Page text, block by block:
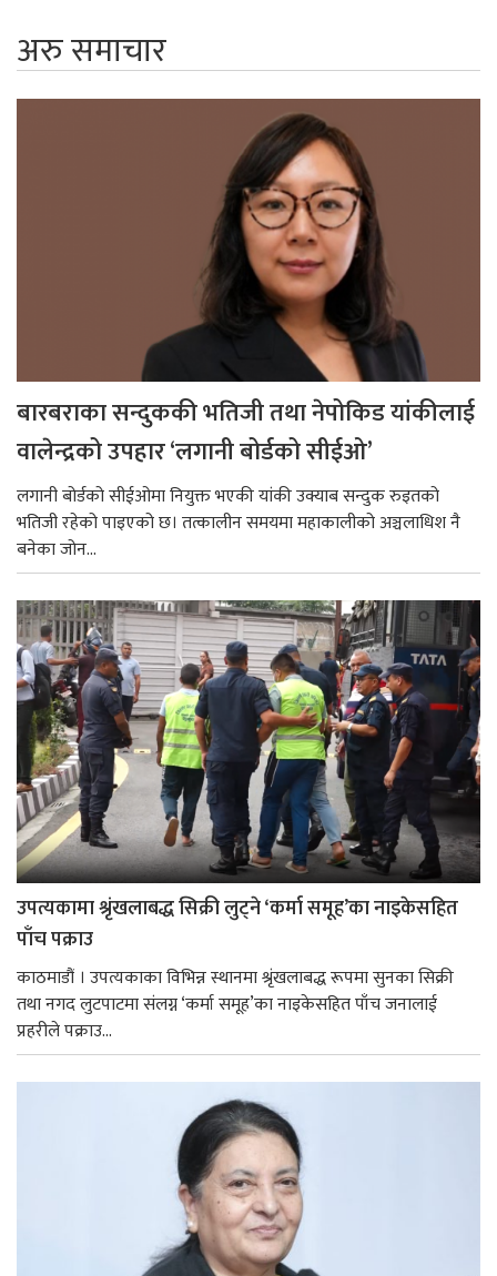
अरु समाचार
बारबराका सन्दुककी भतिजी तथा नेपोकिड यांकीलाई
वालेन्द्रको उपहार ‘लगानी बोर्डको सीईओ’
लगानी बोर्डको सीईओमा नियुक्त भएकी यांकी उक्याब सन्दुक रुइतको
भतिजी रहेको पाइएको छ। तत्कालीन समयमा महाकालीको अञ्चलाधिश नै
बनेका जोन...
उपत्यकामा श्रृंखलाबद्ध सिक्री लुट्ने ‘कर्मा समूह’का नाइकेसहित
पाँच पक्राउ
काठमाडौं । उपत्यकाका विभिन्न स्थानमा श्रृंखलाबद्ध रूपमा सुनका सिक्री
तथा नगद लुटपाटमा संलग्न ‘कर्मा समूह’का नाइकेसहित पाँच जनालाई
प्रहरीले पक्राउ...